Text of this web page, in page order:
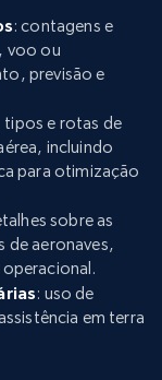
: contagens e
voo ou
previsão e
tipos e rotas de
incluindo
para otimização
sobre as
de aeronaves,
: uso de
em terra